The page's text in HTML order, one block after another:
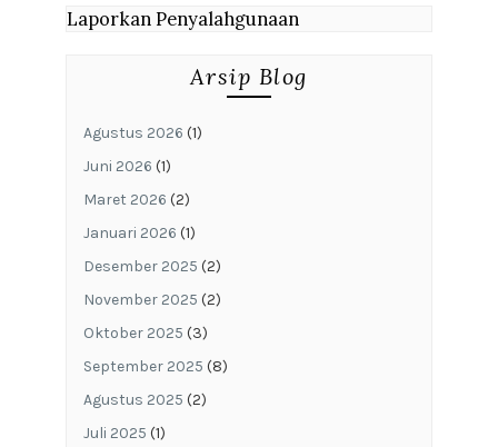
Laporkan Penyalahgunaan
Arsip Blog
Agustus 2026 (1)
Juni 2026 (1)
Maret 2026 (2)
Januari 2026 (1)
Desember 2025 (2)
November 2025 (2)
Oktober 2025 (3)
September 2025 (8)
Agustus 2025 (2)
Juli 2025 (1)